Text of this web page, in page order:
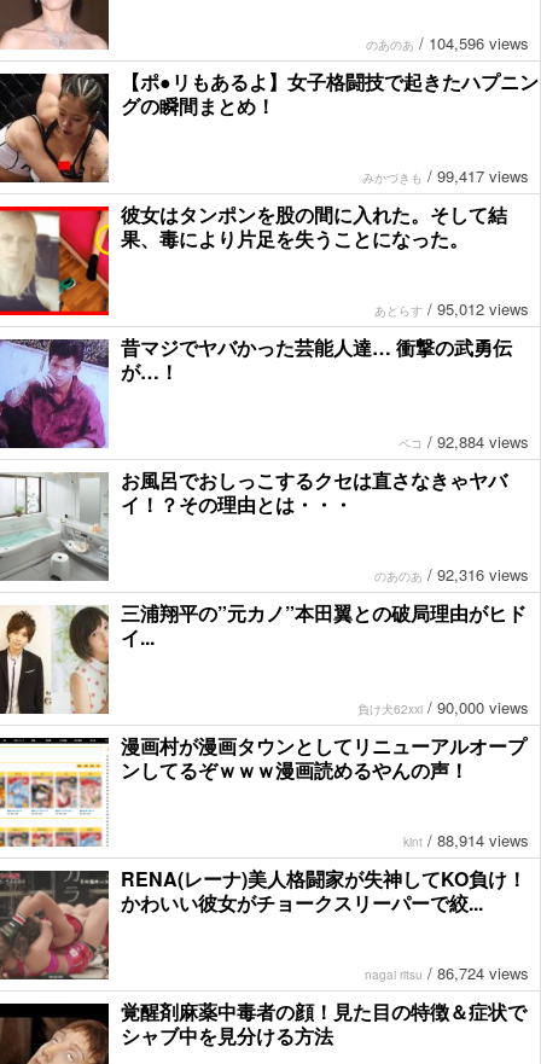
のあのあ / 104,596 views
【ポ●リもあるよ】女子格闘技で起きたハプニン
グの瞬間まとめ！
みかづきも / 99,417 views
彼女はタンポンを股の間に入れた。そして結
果、毒により片足を失うことになった。
あとらす / 95,012 views
昔マジでヤバかった芸能人達… 衝撃の武勇伝
が…！
ペコ / 92,884 views
お風呂でおしっこするクセは直さなきゃヤバ
イ！？その理由とは・・・
のあのあ / 92,316 views
三浦翔平の”元カノ”本田翼との破局理由がヒド
イ...
負け犬62xxi / 90,000 views
漫画村が漫画タウンとしてリニューアルオープ
ンしてるぞｗｗｗ漫画読めるやんの声！
kint / 88,914 views
RENA(レーナ)美人格闘家が失神してKO負け！
かわいい彼女がチョークスリーパーで絞...
nagai ritsu / 86,724 views
覚醒剤麻薬中毒者の顔！見た目の特徴＆症状で
シャブ中を見分ける方法